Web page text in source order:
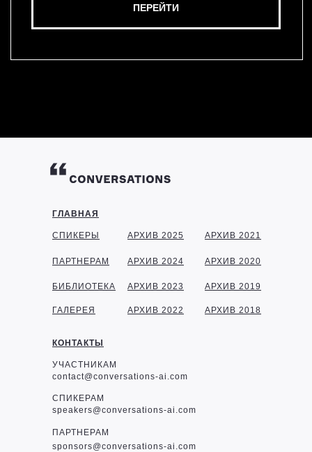
ГЛАВНАЯ
КОНТАКТЫ
СПИКЕРЫ
ПАРТНЕРАМ
БИБЛИОТЕКА
УЧАСТНИКАМ
contact@conversations-ai.com
СПИКЕРАМ
speakers@conversations-ai.com
ПАРТНЕРАМ
sponsors@conversations-ai.com
ГАЛЕРЕЯ
АРХИВ 2025
АРХИВ 2024
АРХИВ 2023
АРХИВ 2022
АРХИВ 2021
АРХИВ 2020
АРХИВ 2019
АРХИВ 2018